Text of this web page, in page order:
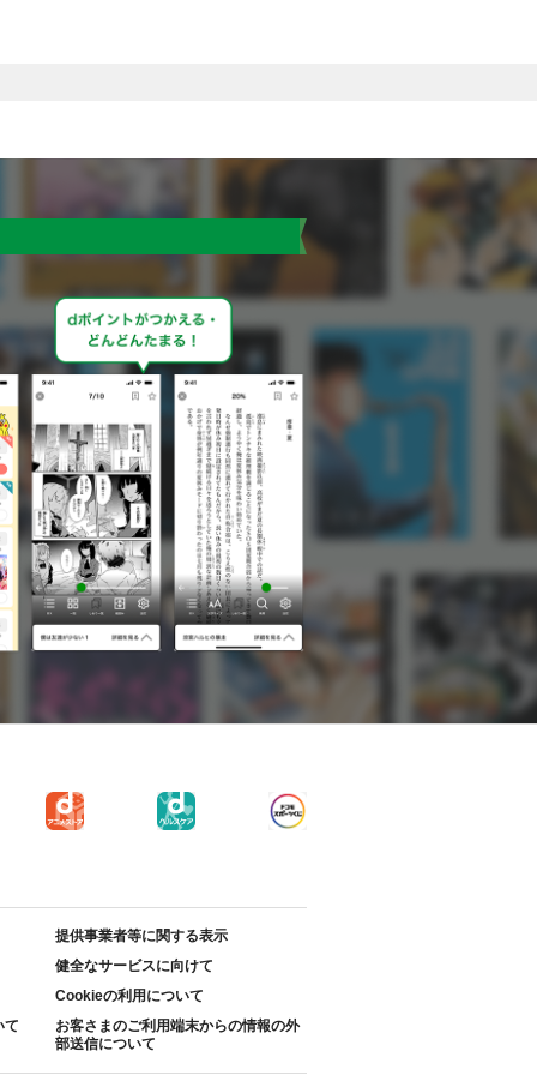
提供事業者等に関する表示
健全なサービスに向けて
Cookieの利用について
て
お客さまのご利用端末からの情報の外
部送信について